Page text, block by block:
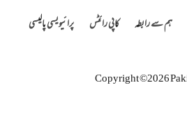
ہم سے رابطہ کاپی رائٹس پرائیویسی پالیسی
Copyright ©2026